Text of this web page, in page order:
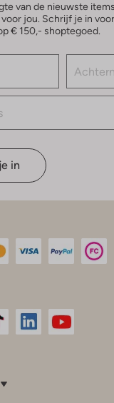
van de nieuwste
voor jou. Schrijf je in
€ 150,- shoptegoed.
in